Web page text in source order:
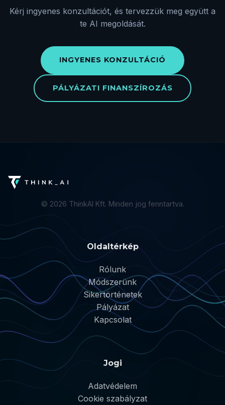
Kérj ingyenes konzultációt, és tervezzük meg együtt a
te AI megoldását.
INGYENES KONZULTÁCIÓ
PÁLYÁZATI FINANSZÍROZÁS
© 2026 ThinkAI Kft. Minden jog fenntartva.
Oldaltérkép
Rólunk
Módszerünk
Sikertörténetek
Pályázat
Kapcsolat
Jogi
Adatvédelem
Cookie szabályzat